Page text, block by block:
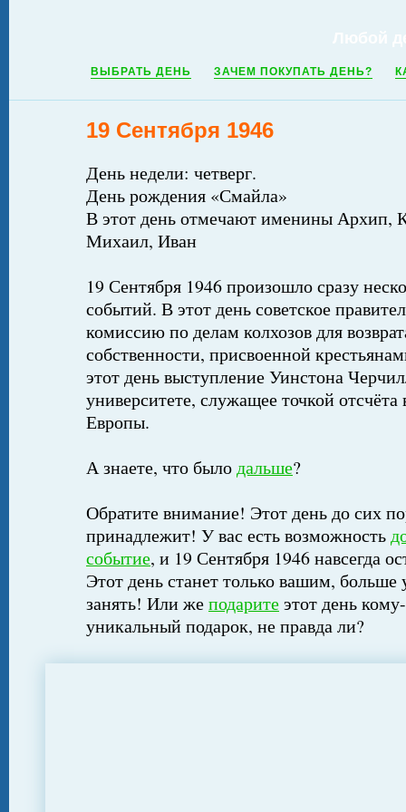
ВЫБРАТЬ ДЕНЬ ЗАЧЕМ ПОКУПАТЬ ДЕНЬ?
19 Сентября 1946
День недели: четверг.
День рождения «Смайла»
В этот день отмечают именины Архип,
Михаил, Иван
19 Сентября 1946 произошло сразу
событий. В этот день советское
комиссию по делам колхозов для
собственности, присвоенной
этот день выступление Уинстона
университете, служащее точкой отсчёта
Европы.
А знаете, что былодальше?
Обратите внимание! Этот день до сих
принадлежит! У вас есть возможность
событие, и 19 Сентября 1946 навсегда
Этот день станет только вашим,
занять! Или жеподаритеэтот день
уникальный подарок, не правда ли?